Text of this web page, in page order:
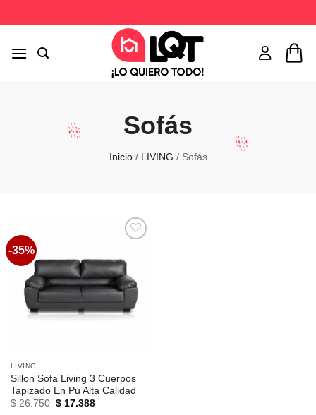
al
Sofás
Inicio / LIVING / Sofás
-35%
LIVING
Sillon Sofa Living 3 Cuerpos
Tapizado En Pu Alta Calidad
$26.750 El
$17.388El